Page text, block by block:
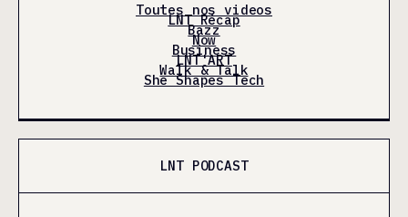
Toutes nos videos
LNT Récap
Bazz
Now
Business
LNT'ART
Walk & Talk
She Shapes Tech
LNT PODCAST